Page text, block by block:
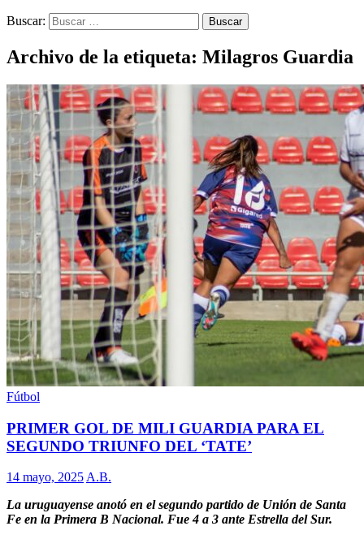
Buscar:
Archivo de la etiqueta: Milagros Guardia
Fútbol
PRIMER GOL DE MILI GUARDIA PARA EL
SEGUNDO TRIUNFO DEL ‘TATE’
14 mayo, 2025 A.B.
La uruguayense anotó en el segundo partido de Unión de Santa
Fe en la Primera B Nacional. Fue 4 a 3 ante Estrella del Sur.